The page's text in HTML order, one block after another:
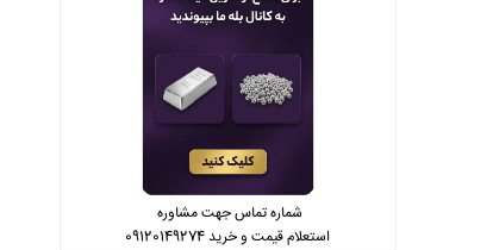
شماره تماس جهت مشاوره
استعلام قیمت و خرید 09120149274